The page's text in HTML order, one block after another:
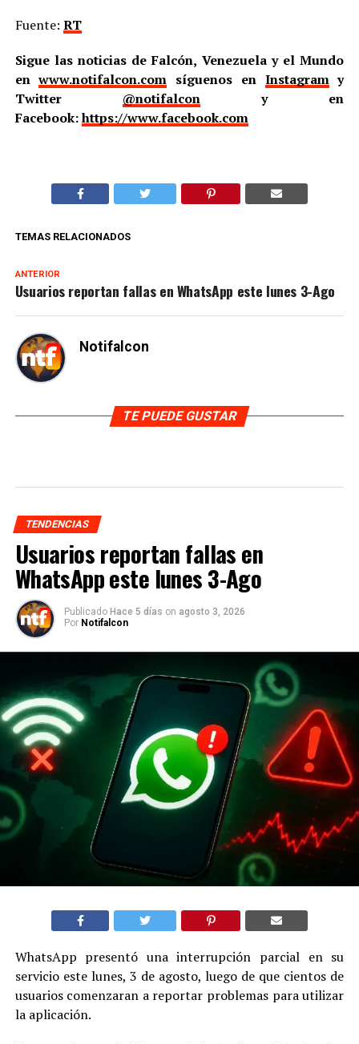
Fuente: RT
Sigue las noticias de Falcón, Venezuela y el Mundo
enwww.notifalcon.com síguenos en Instagramy
Twitter @notifalcony en
Facebook:https://www.facebook.com
TEMAS RELACIONADOS
ANTERIOR
Usuarios reportan fallas en WhatsApp este lunes 3-Ago
Notifalcon
TE PUEDE GUSTAR
TENDENCIAS
Usuarios reportan fallas en
WhatsApp este lunes 3-Ago
Publicado Hace 5 días on agosto 3, 2026
Por Notifalcon
WhatsApp presentó una interrupción parcial en su
servicio este lunes, 3 de agosto, luego de que cientos de
usuarios comenzaran a reportar problemas para utilizar
la aplicación.